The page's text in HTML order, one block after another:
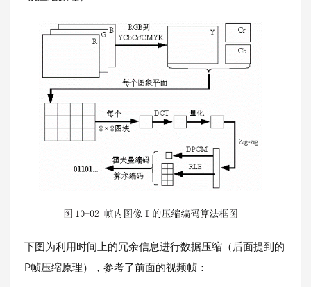
下图为利用时间上的冗余信息进行数据压缩（后面提到的
P帧压缩原理），参考了前面的视频帧：